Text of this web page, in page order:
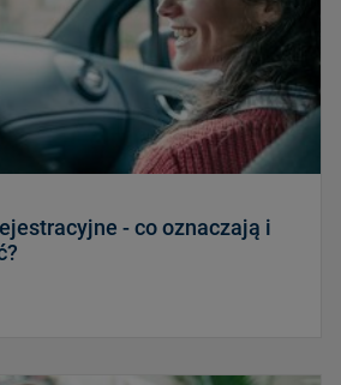
- co oznaczają i